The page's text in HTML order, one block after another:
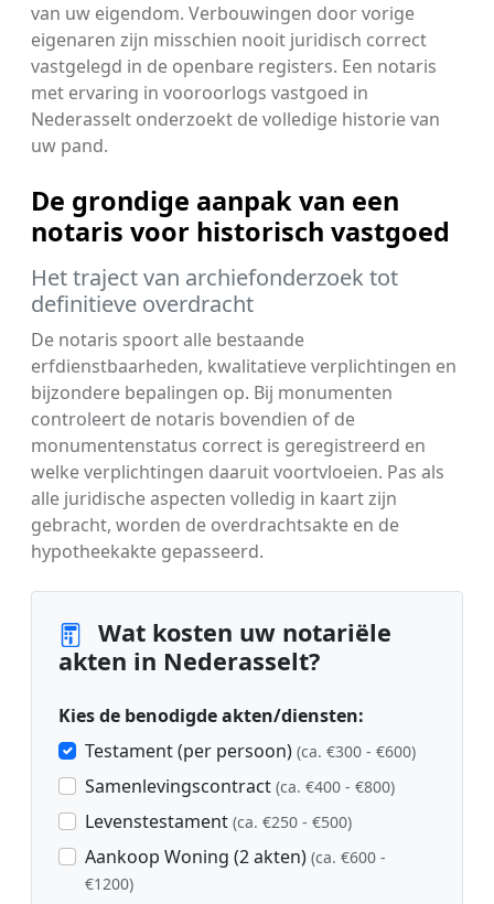
van uw eigendom. Verbouwingen door vorige
eigenaren zijn misschien nooit juridisch correct
vastgelegd in de openbare registers. Een notaris
met ervaring in vooroorlogs vastgoed in
Nederasselt onderzoekt de volledige historie van
uw pand.
De grondige aanpak van een
notaris voor historisch vastgoed
Het traject van archiefonderzoek tot
definitieve overdracht
De notaris spoort alle bestaande
erfdienstbaarheden, kwalitatieve verplichtingen en
bijzondere bepalingen op. Bij monumenten
controleert de notaris bovendien of de
monumentenstatus correct is geregistreerd en
welke verplichtingen daaruit voortvloeien. Pas als
alle juridische aspecten volledig in kaart zijn
gebracht, worden de overdrachtsakte en de
hypotheekakte gepasseerd.
Wat kosten uw notariële
akten in Nederasselt?
Kies de benodigde akten/diensten:
Testament (per persoon) (ca. €300 - €600)
Samenlevingscontract (ca. €400 - €800)
Levenstestament (ca. €250 - €500)
Aankoop Woning (2 akten) (ca. €600 -
€1200)